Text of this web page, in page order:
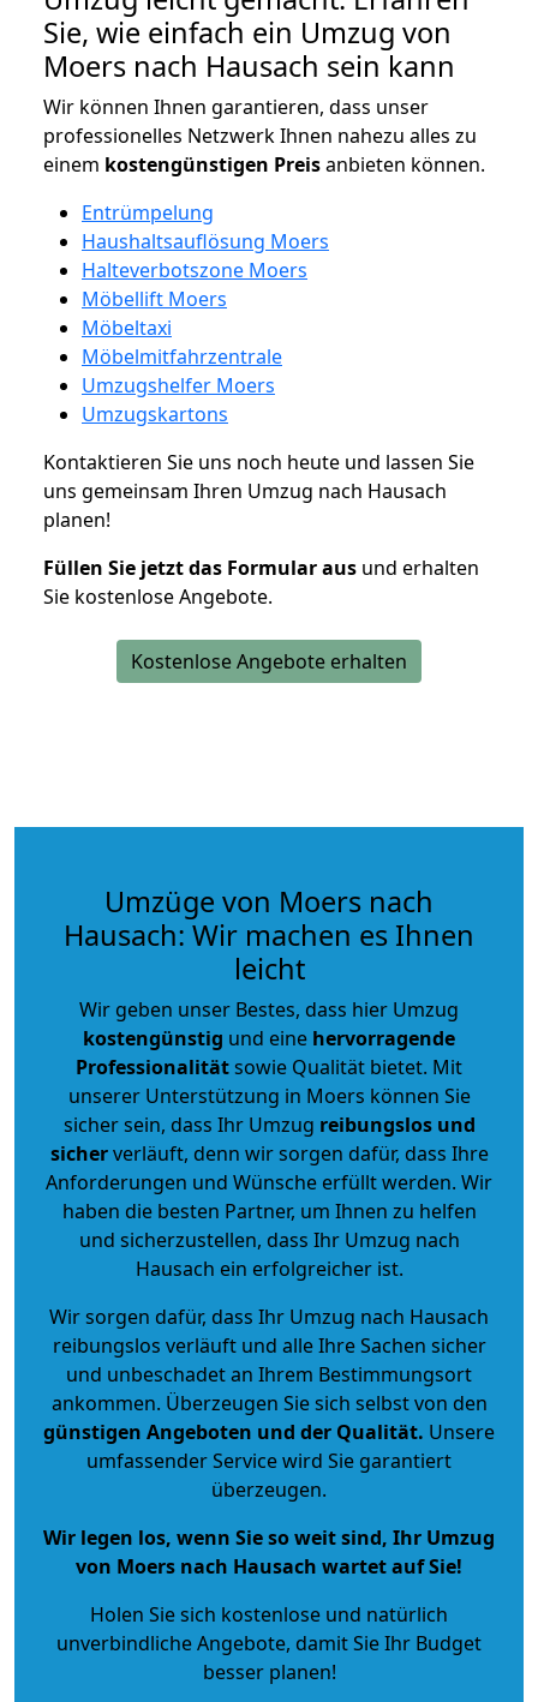
Sie, wie einfach ein Umzug von
Moers nach Hausach sein kann
Wir können Ihnen garantieren, dass unser
professionelles Netzwerk Ihnen nahezu alles zu
einem kostengünstigen Preisanbieten können.
Entrümpelung
Haushaltsauflösung Moers
Halteverbotszone Moers
Möbellift Moers
Möbeltaxi
Möbelmitfahrzentrale
Umzugshelfer Moers
Umzugskartons
Kontaktieren Sie uns noch heute und lassen Sie
uns gemeinsam Ihren Umzug nach Hausach
planen!
Füllen Sie jetzt das Formular aus und erhalten
Sie kostenlose Angebote.
Kostenlose Angebote erhalten
Umzüge von Moers nach
Hausach: Wir machen es Ihnen
leicht
Wir geben unser Bestes, dass hier Umzug
kostengünstig und eine hervorragende
Professionalitätsowie Qualität bietet. Mit
unserer Unterstützung in Moers können Sie
sicher sein, dass Ihr Umzug reibungslos und
sicherverläuft, denn wir sorgen dafür, dass Ihre
Anforderungen und Wünsche erfüllt werden. Wir
haben die besten Partner, um Ihnen zu helfen
und sicherzustellen, dass Ihr Umzug nach
Hausach ein erfolgreicher ist.
Wir sorgen dafür, dass Ihr Umzug nach Hausach
reibungslos verläuft und alle Ihre Sachen sicher
und unbeschadet an Ihrem Bestimmungsort
ankommen. Überzeugen Sie sich selbst von den
günstigen Angeboten und der Qualität. Unsere
umfassender Service wird Sie garantiert
überzeugen.
Wir legen los, wenn Sie so weit sind, Ihr Umzug
von Moers nach Hausach wartet auf Sie!
Holen Sie sich kostenlose und natürlich
unverbindliche Angebote, damit Sie Ihr Budget
besser planen!